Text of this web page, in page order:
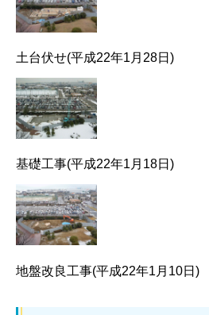
土台伏せ(平成22年1月28日)
基礎工事(平成22年1月18日)
地盤改良工事(平成22年1月10日)